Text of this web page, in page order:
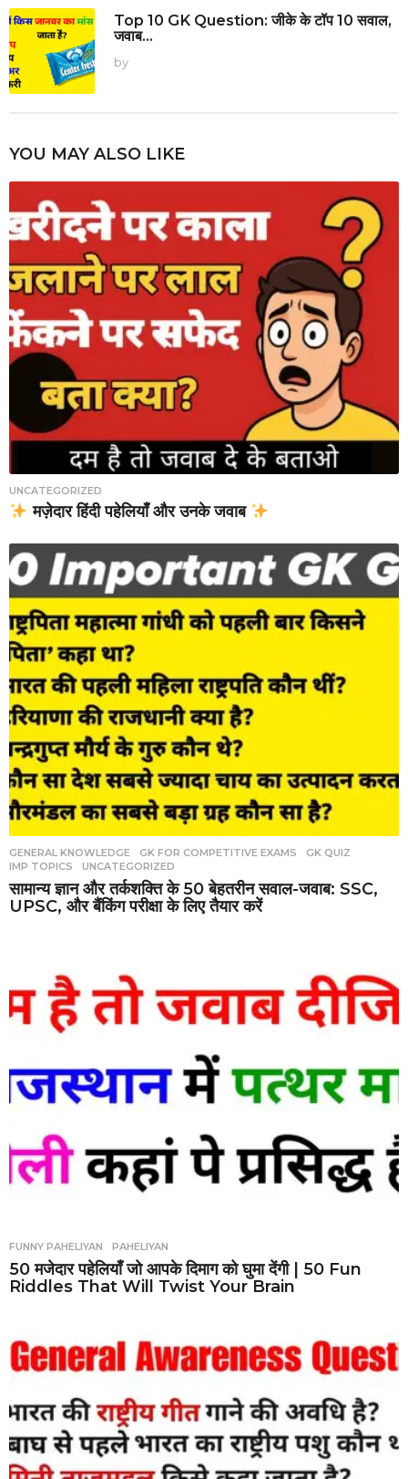
Top 10 GK Question: जीके के टॉप 10 सवाल,
जवाब...
by
YOU MAY ALSO LIKE
UNCATEGORIZED
मज़ेदार हिंदी पहेलियाँ और उनके जवाब
GENERAL KNOWLEDGE ,GK FOR COMPETITIVE EXAMS ,GK QUIZ
IMP TOPICS
,UNCATEGORIZED
सामान्य ज्ञान और तर्कशक्ति के 50 बेहतरीन सवाल-जवाब: SSC,
UPSC, और बैंकिंग परीक्षा के लिए तैयार करें
FUNNY PAHELIYAN ,PAHELIYAN
50 मजेदार पहेलियाँ जो आपके दिमाग को घुमा देंगी | 50 Fun
Riddles That Will Twist Your Brain